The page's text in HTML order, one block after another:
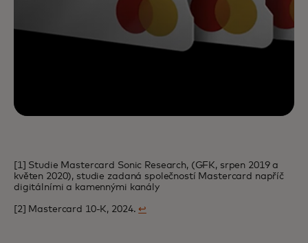
[1] Studie Mastercard Sonic Research, (GFK, srpen 2019 a
květen 2020), studie zadaná společností Mastercard napříč
digitálními a kamennými kanály
[2] Mastercard 10-K, 2024.↩